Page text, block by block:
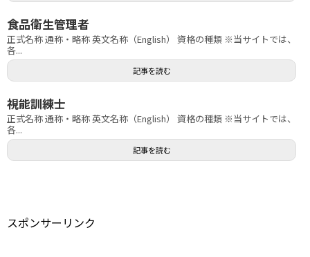
食品衛生管理者
正式名称 通称・略称 英文名称（English） 資格の種類 ※当サイトでは、
各...
記事を読む
視能訓練士
正式名称 通称・略称 英文名称（English） 資格の種類 ※当サイトでは、
各...
記事を読む
スポンサーリンク